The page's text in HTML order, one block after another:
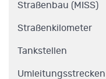
Straßenbau (MISS)
Straßenkilometer
Tankstellen
Umleitungsstrecken